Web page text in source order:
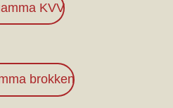
KVV
brokken